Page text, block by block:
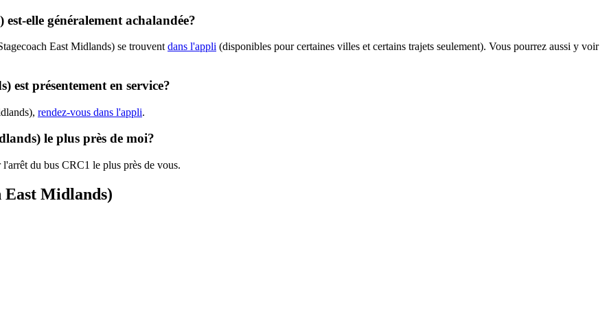
elle généralement achalandée?
East Midlands) se trouvent dans l'appli (disponibles pour certaines villes et certains trajets seulement). Vous pourrez aussi y voir
est présentement en service?
rendez-vous dans l'appli.
le plus près de moi?
du bus CRC1 le plus près de vous.
East Midlands)